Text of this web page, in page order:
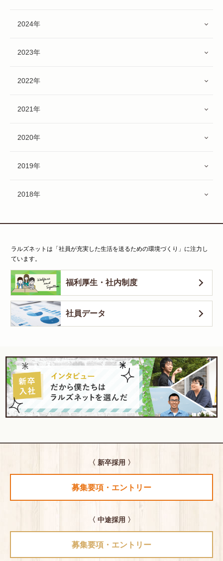
2024年
2023年
2022年
2021年
2020年
2019年
2018年
ラルズネットは「社員が充実した生活を送るための環境づくり」に注力し
ています。
福利厚生・社内制度
社員データ
〈 新卒採用 〉
募集要項・エントリー
〈 中途採用 〉
募集要項・エントリー